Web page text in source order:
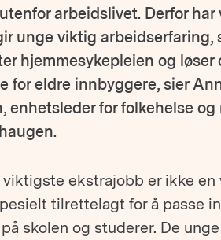
arbeidslivet. Derfor
unge viktig arbeidserfaring,
hjemmesykepleien og løser
for eldre innbyggere, sier
enhetsleder for folkehelse
viktigste ekstrajobb er ikke
tilrettelagt for å passe
skolen og studerer. De